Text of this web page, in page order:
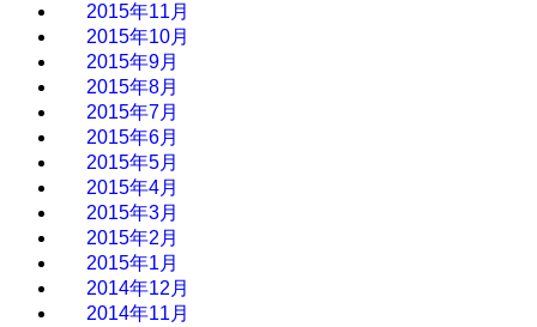
2015年11月
2015年10月
2015年9月
2015年8月
2015年7月
2015年6月
2015年5月
2015年4月
2015年3月
2015年2月
2015年1月
2014年12月
2014年11月